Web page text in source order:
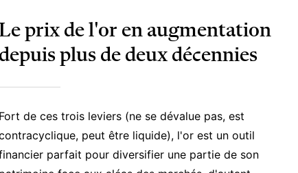
prix de l'or en augmentation
depuis plus de deux décennies
Fort de ces trois leviers (ne se dévalue pas, est
peut être liquide), l'or est un outil
parfait pour diversifier une partie de son